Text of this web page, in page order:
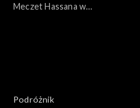
Meczet Hassana w
Podróżnik